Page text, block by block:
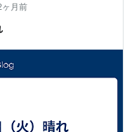
ヶ月前